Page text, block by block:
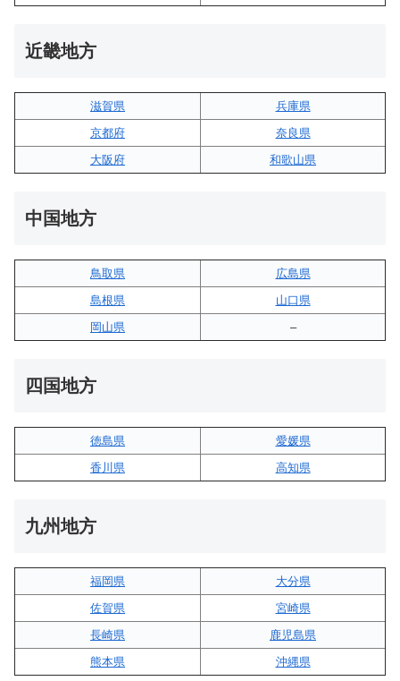
近畿地方
滋賀県
兵庫県
京都府
奈良県
大阪府
和歌山県
中国地方
鳥取県
広島県
島根県
山口県
岡山県
–
四国地方
徳島県
愛媛県
香川県
高知県
九州地方
福岡県
大分県
佐賀県
宮崎県
長崎県
鹿児島県
熊本県
沖縄県